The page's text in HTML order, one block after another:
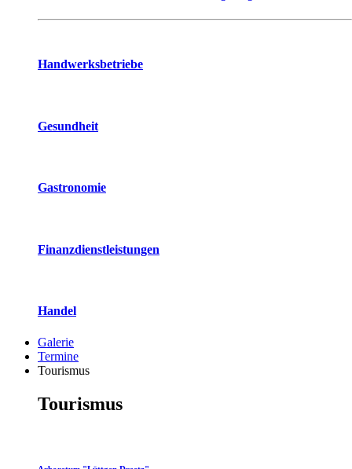
Handwerksbetriebe
Gesundheit
Gastronomie
Finanzdienstleistungen
Handel
Galerie
Termine
Tourismus
Tourismus